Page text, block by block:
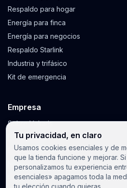
Respaldo para hogar
Energía para finca
Energía para negocios
Respaldo Starlink
Industria y trifásico
Kit de emergencia
Empresa
Sobre Voltaris
Blog y guías
Envíos y garantía
Notificaciones
Privacidad
Tu privacidad, en claro
Usamos cookies esenciales y de
que la tienda funcione y mejorar.
personalizamos tu experiencia
esenciales» apagamos toda la
tu elección cuando quieras.